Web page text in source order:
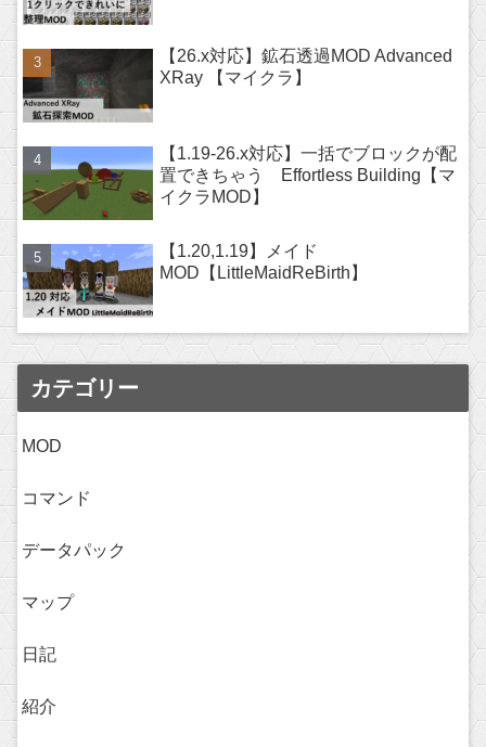
【26.x対応】鉱石透過MOD Advanced
XRay 【マイクラ】
【1.19-26.x対応】一括でブロックが配
置できちゃう Effortless Building【マ
イクラMOD】
【1.20,1.19】メイド
MOD【LittleMaidReBirth】
カテゴリー
MOD
コマンド
データパック
マップ
日記
紹介